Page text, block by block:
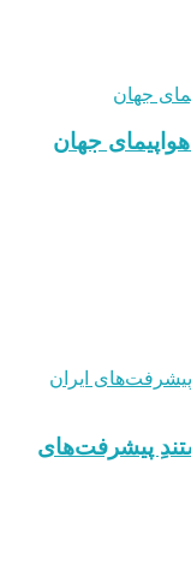
جهان
پیشرفت‌های